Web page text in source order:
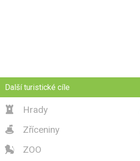
Další turistické cíle
 Hrady
 Zříceniny
 ZOO